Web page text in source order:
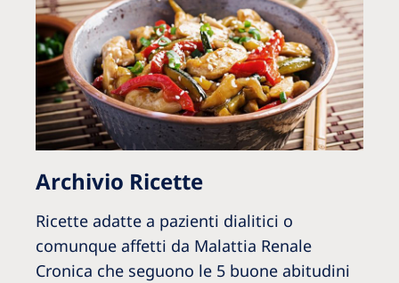
Archivio Ricette
Ricette adatte a pazienti dialitici o
comunque affetti da Malattia Renale
Cronica che seguono le 5 buone abitudini